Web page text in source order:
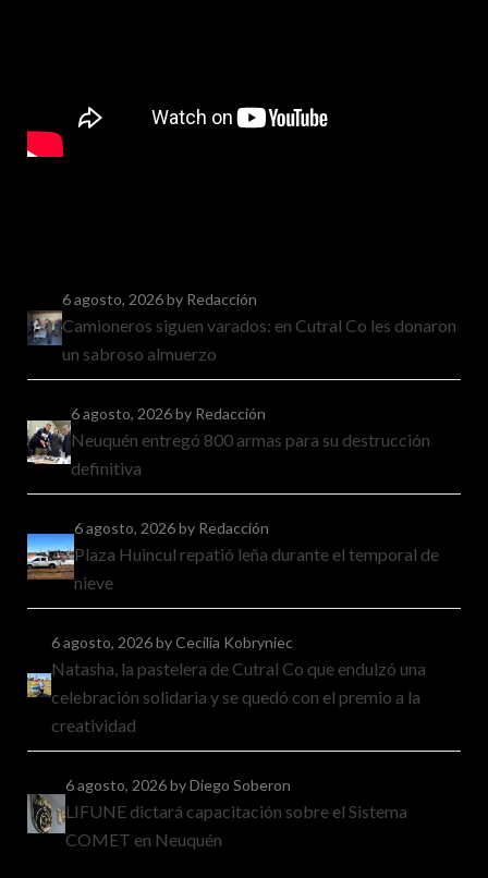
6 agosto, 2026by Redacción
Camioneros siguen varados: en Cutral Co les donaron
un sabroso almuerzo
6 agosto, 2026by Redacción
Neuquén entregó 800 armas para su destrucción
definitiva
6 agosto, 2026by Redacción
Plaza Huincul repatió leña durante el temporal de
nieve
6 agosto, 2026by Cecilia Kobryniec
Natasha, la pastelera de Cutral Co que endulzó una
celebración solidaria y se quedó con el premio a la
creatividad
6 agosto, 2026by Diego Soberon
LIFUNE dictará capacitación sobre el Sistema
COMET en Neuquén